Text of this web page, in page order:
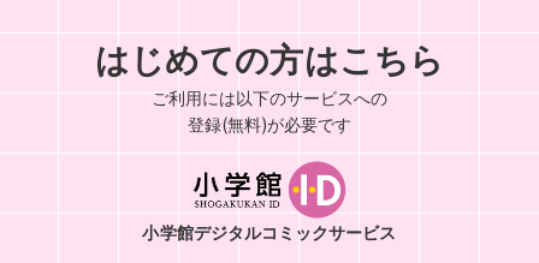
はじめての方はこちら
ご利用には以下のサービスへの
登録(無料)が必要です
小学館デジタルコミックサービス